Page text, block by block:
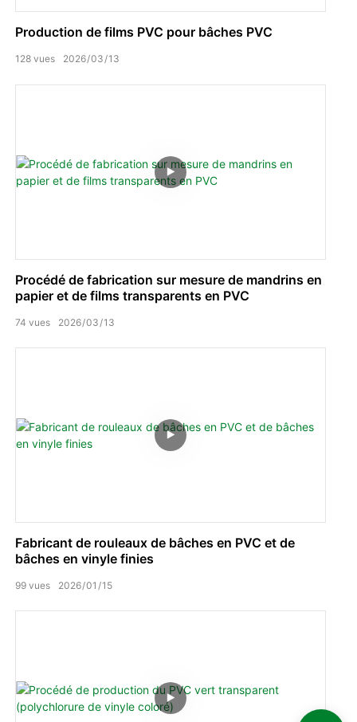
Production de films PVC pour bâches PVC
2026 03 13
128 vues
Procédé de fabrication sur mesure de mandrins en
papier et de films transparents en PVC
2026 03 13
74 vues
Fabricant de rouleaux de bâches en PVC et de
bâches en vinyle finies
2026 01 15
99 vues